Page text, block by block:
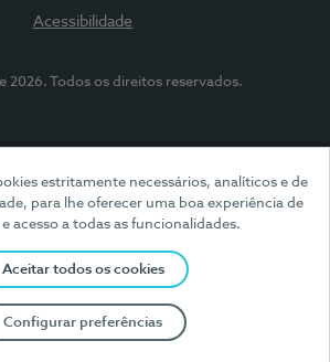
estritamente necessários, analíticos e de
para lhe oferecer uma boa experiência de
acesso a todas as funcionalidades.
Aceitar todos os cookies
Configurar preferências
Acessibilidade
2026. Todos os direitos reservados.